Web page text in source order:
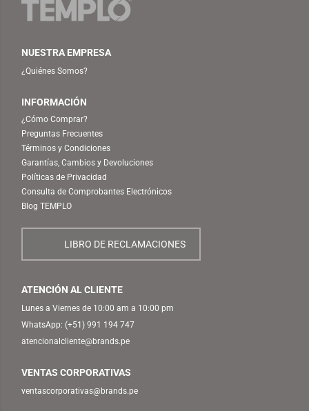
NUESTRA EMPRESA
¿Quiénes Somos?
INFORMACIÓN
¿Cómo Comprar?
Preguntas Frecuentes
Términos y Condiciones
Garantías, Cambios y Devoluciones
Políticas de Privacidad
Consulta de Comprobantes Electrónicos
Blog TEMPLO
LIBRO DE RECLAMACIONES
ATENCIÓN AL CLIENTE
Lunes a Viernes de 10:00 am a 10:00 pm
WhatsApp: (+51) 991 194 747
atencionalcliente@brands.pe
VENTAS CORPORATIVAS
ventascorporativas@brands.pe